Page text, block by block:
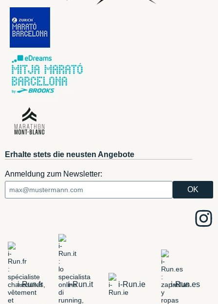
Erhalte stets die neusten Angebote
Anmeldung zum Newsletter:
i-Run.fr i-Run.it i-Run.ie i-Run.es